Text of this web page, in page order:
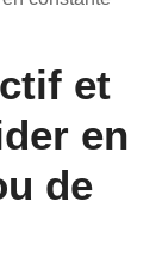
et
en
de